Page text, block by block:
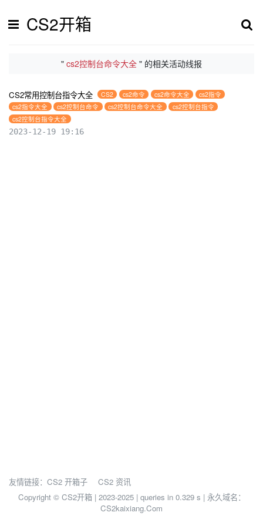
CS2开箱
" cs2控制台命令大全 " 的相关活动线报
CS2常用控制台指令大全 CS2 cs2命令 cs2命令大全
cs2指令
cs2指令大全
cs2控制台命令 cs2控制台命令大全
cs2控制台指令
cs2控制台指令大全
2023-12-19 19:16
友情链接： CS2 开箱子
CS2 资讯
Copyright © CS2开箱 | 2023-2025 | queries in 0.329 s | 永久域名：
CS2kaixiang.Com